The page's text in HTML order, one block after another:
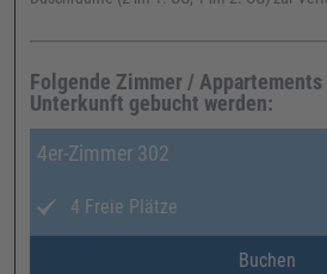
Folgende Zimmer /
Unterkunft gebucht werden:
4er-Zimmer 302
4 Freie Plätze
Buchen